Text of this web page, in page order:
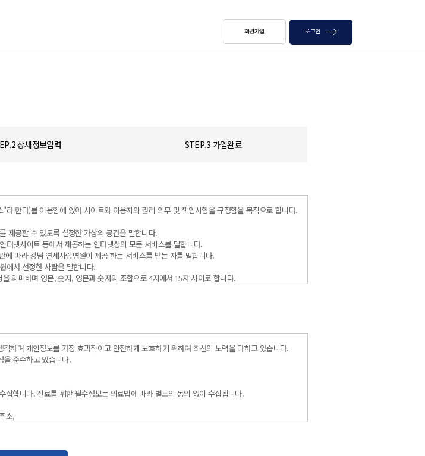
회원가입 로그인
상세정보입력 STEP.3 가입완료
한다)를 이용함에 있어 사이트와 이용자의 권리 의무 및 책임사항을 규정함을 목적으로 합니다.
제공할 수 있도록 설정한 가상의 공간을 말합니다.
넷사이트 등에서 제공하는 인터넷상의 모든 서비스를 말합니다.
따라 강남 연세사랑병원이 제공 하는 서비스를 받는 자를 말합니다.
에서 선정한 사람을 말합니다.
의미하며 영문, 숫자, 영문과 숫자의 조합으로 4자에서 15자 사이로 합니다.
개인을 식별할 수 있는 정보를 말합니다.
있습니다.
는 개인 의료 정보 서비스를 사용하지 않는 회원을 의미 합니다.
력하여 본 센터의 인터넷 의료정보 서비스를 사용할 수 있는 회원입니다. 이 회원은 강남 연세사
디이며, 각 운영자에게 할당된 권한의 범위에서 홈페이지를 운영/ 관리 할 수 있습니다.
, 개인 인증 및 의료서비스 연동 등의 불가피한 사항을 제외하고 절대 사용되지 않습니다.
통보함으로써 그 효력이 발생합니다.
본 약관을 개정할 수 있습니다.
하며 개인정보를 가장 효과적이고 안전하게 보호하기 위하여 최선의 노력을 다하고 있습니다.
을 준수하고 있습니다.
합니다. 진료를 위한 필수정보는 의료법에 따라 별도의 동의 없이 수집됩니다.
소,
등